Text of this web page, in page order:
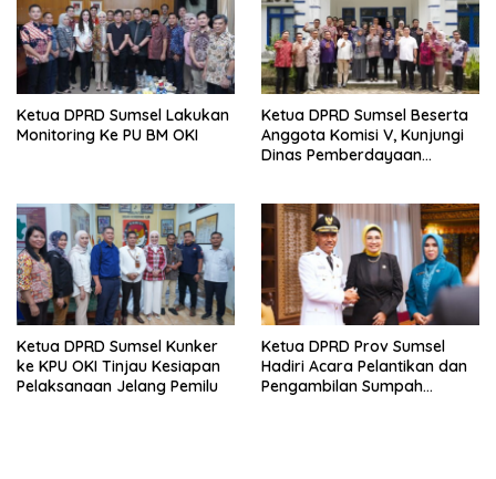
Ketua DPRD Sumsel Lakukan
Monitoring Ke PU BM OKI
Ketua DPRD Sumsel Beserta
Anggota Komisi V, Kunjungi
Dinas Pemberdayaan
Ketua DPRD Sumsel Kunker
ke KPU OKI Tinjau Kesiapan
Pelaksanaan Jelang Pemilu
Ketua DPRD Prov Sumsel
Hadiri Acara Pelantikan dan
Pengambilan Sumpah